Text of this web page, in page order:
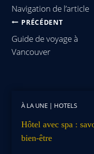
Navigation de l’article
PRÉCÉDENT
Guide de voyage à
Vancouver
À LA UNE | HOTELS
Hôtel avec spa :
bien-être